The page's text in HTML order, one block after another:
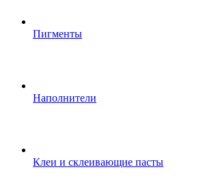
Пигменты
Наполнители
Клеи и склеивающие пасты